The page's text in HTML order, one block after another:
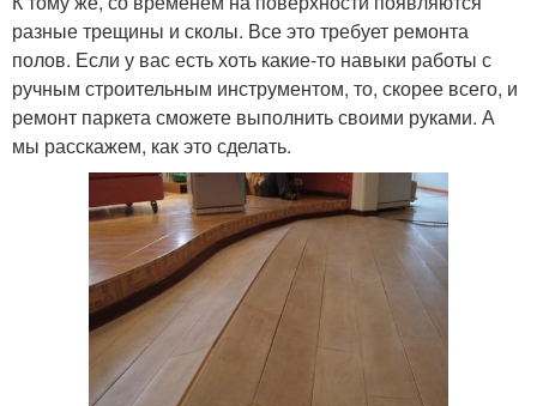
разные трещины и сколы. Все это требует ремонта
полов. Если у вас есть хоть какие-то навыки работы с
ручным строительным инструментом, то, скорее всего, и
ремонт паркета сможете выполнить своими руками. А
мы расскажем, как это сделать.